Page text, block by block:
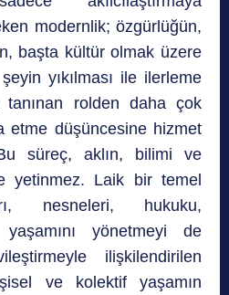
modernlik; özgürlüğün,
başta kültür olmak üzere
yıkılması ile ilerleme
tanınan rolden daha çok
etme düşüncesine hizmet
süreç, aklın, bilimi ve
yetinmez. Laik bir temel
nesneleri, hukuku,
yönetmeyi de
ilişkilendirilen
ve kolektif yaşamın